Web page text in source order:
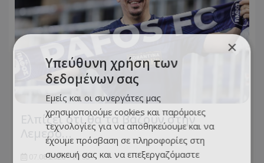
Ελπίζει ότι θα τα βάζουν στην
Λεμεσό…
07.08.2026 - 10:50
×
Υπεύθυνη χρήση των
δεδομένων σας
Εμείς και οι συνεργάτες μας
χρησιμοποιούμε cookies και παρόμοιες
τεχνολογίες για να αποθηκεύουμε και να
έχουμε πρόσβαση σε πληροφορίες στη
συσκευή σας και να επεξεργαζόμαστε